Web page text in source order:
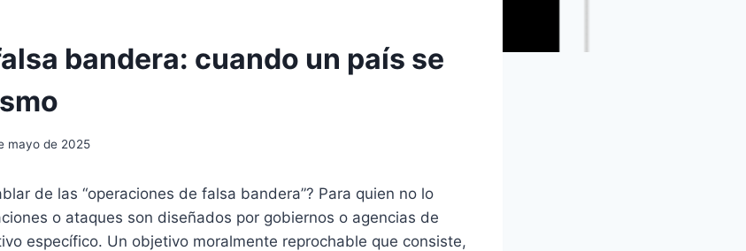
bandera: cuando un país se
mayo de 2025
de las “operaciones de falsa bandera”? Para quien no lo
o ataques son diseñados por gobiernos o agencias de
específico. Un objetivo moralmente reprochable que consiste,